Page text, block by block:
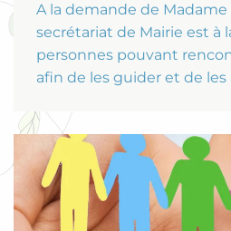
A la demande de Madame
secrétariat de Mairie est à
personnes pouvant
afin de les guider et de les